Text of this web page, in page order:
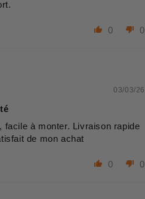
0 0
03/03/26
facile à monter. Livraison rapide
de mon achat
0 0